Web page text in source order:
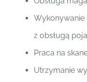
Wykonywanie
z obsługą
Praca na
Utrzymanie